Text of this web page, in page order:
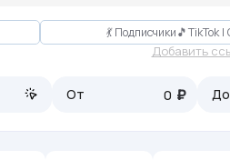
💃 Подписчики🎵TikTok
Добавить
От ₽ До